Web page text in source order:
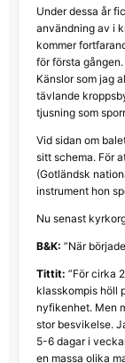
Under dessa år
användning av i
kommer
för första
Känslor som jag
tävlande
tjusning som
Vid sidan om
sitt schema. För
(Gotländsk
instrument hon
Nu senast
B&K: ”När
Tittit: ”För cirka
klasskompis höll
nyfikenhet. Men
stor besvikelse.
5-6 dagar i
en massa olika